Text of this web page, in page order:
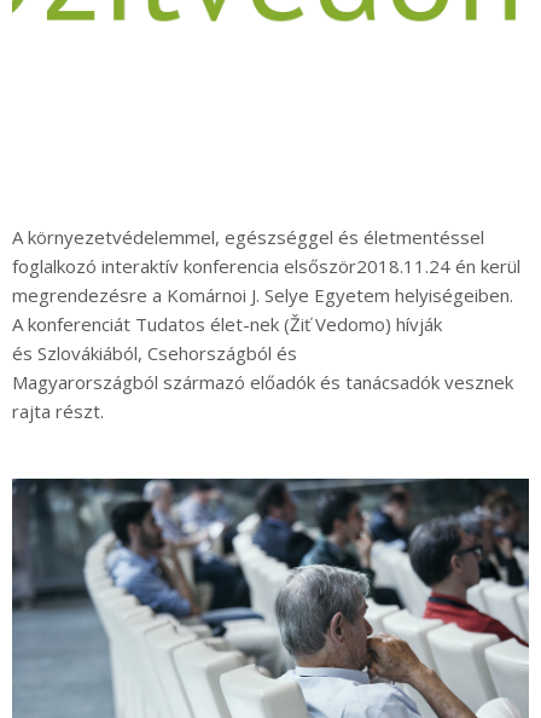
A környezetvédelemmel, egészséggel és életmentéssel
foglalkozó interaktív konferencia elsőször2018.11.24 én kerül
megrendezésre a Komárnoi J. Selye Egyetem helyiségeiben.
A konferenciát Tudatos élet-nek (Žiť Vedomo) hívják
és Szlovákiából, Csehországból és
Magyarországból származó előadók és tanácsadók vesznek
rajta részt.